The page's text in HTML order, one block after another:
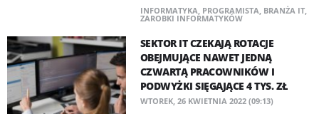
INFORMATYKA, PROGRAMISTA, BRANŻA IT,
ZAROBKI INFORMATYKÓW
SEKTOR IT CZEKAJĄ ROTACJE
OBEJMUJĄCE NAWET JEDNĄ
CZWARTĄ PRACOWNIKÓW I
PODWYŻKI SIĘGAJĄCE 4 TYS. ZŁ
WTOREK, 26 KWIETNIA 2022 (09:13)